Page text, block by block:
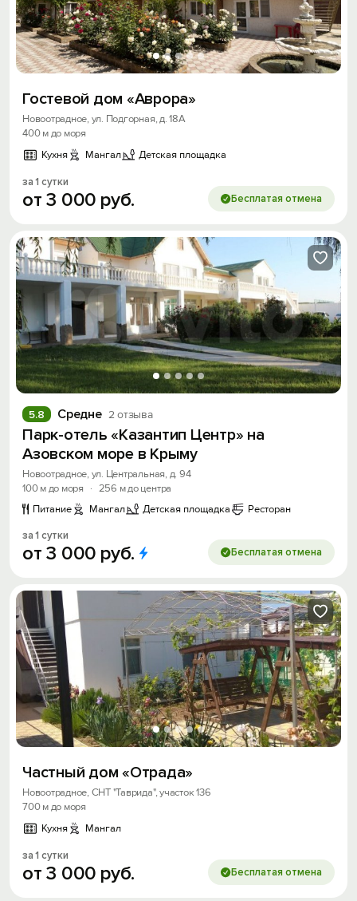
Гостевой дом «Аврора»
Новоотрадное, ул. Подгорная, д. 18А
400 м до моря
Кухня
Мангал Детская площадка
за 1 сутки
от3 000 руб. Бесплатая отмена
Средне 2 отзыва
5.8
Парк-отель «Казантип Центр» на
Азовском море в Крыму
Новоотрадное, ул. Центральная, д. 94
100 м до моря
· 256 м до центра
Питание
Мангал Детская площадка Ресторан
за 1 сутки
от3 000 руб. Бесплатая отмена
Частный дом «Отрада»
Новоотрадное, СНТ "Таврида", участок 136
700 м до моря
Кухня
Мангал
за 1 сутки
от3 000 руб. Бесплатая отмена